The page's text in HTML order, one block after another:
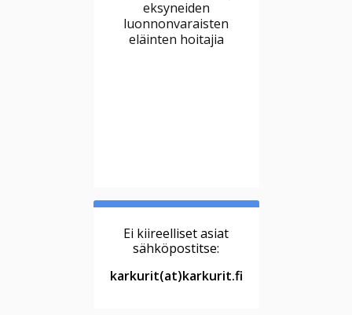
eksyneiden
luonnonvaraisten
eläinten hoitajia
Ei kiireelliset asiat
sähköpostitse:
karkurit(at)karkurit.fi